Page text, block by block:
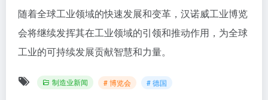
随着全球工业领域的快速发展和变革，汉诺威工业博览
会将继续发挥其在工业领域的引领和推动作用，为全球
工业的可持续发展贡献智慧和力量。
制造业新闻 # 博览会 # 德国